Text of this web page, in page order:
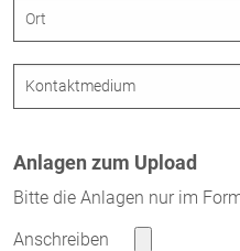
Anlagen zum Upload
Bitte die Anlagen nur im
Anschreiben